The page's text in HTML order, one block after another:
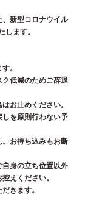
新型コロナウイル
します。
。
低減のためご辞退
お止めください。
を原則行わない予
お持ち込みもお断
身の立ち位置以外
えください。
きます。